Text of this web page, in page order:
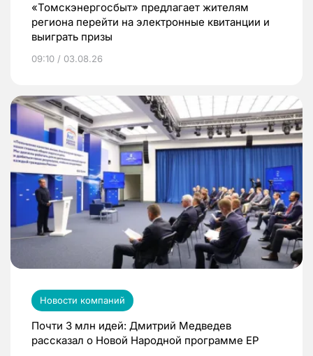
«Томскэнергосбыт» предлагает жителям
региона перейти на электронные квитанции и
выиграть призы
09:10 / 03.08.26
Новости компаний
Почти 3 млн идей: Дмитрий Медведев
рассказал о Новой Народной программе ЕР